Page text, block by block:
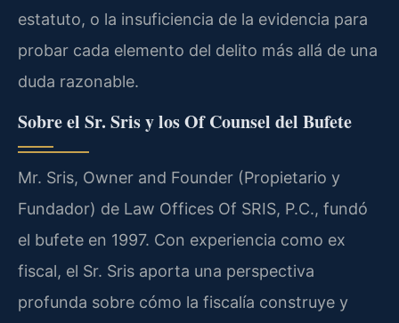
estatuto, o la insuficiencia de la evidencia para
probar cada elemento del delito más allá de una
duda razonable.
Sobre el Sr. Sris y los Of Counsel del Bufete
Mr. Sris, Owner and Founder (Propietario y
Fundador) de Law Offices Of SRIS, P.C., fundó
el bufete en 1997. Con experiencia como ex
fiscal, el Sr. Sris aporta una perspectiva
profunda sobre cómo la fiscalía construye y